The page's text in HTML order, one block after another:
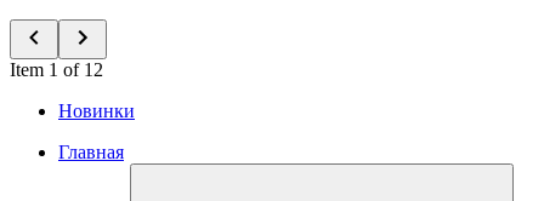
Item 1 of 12
Новинки
Главная